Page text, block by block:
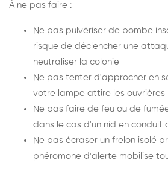
À ne pas faire :
Ne pas pulvériser de bombe
risque de déclencher une
neutraliser la colonie
Ne pas tenter d'approcher en
votre lampe attire les ouvrières
Ne pas faire de feu ou de
dans le cas d'un nid en conduit
Ne pas écraser un frelon isolé
phéromone d'alerte mobilise